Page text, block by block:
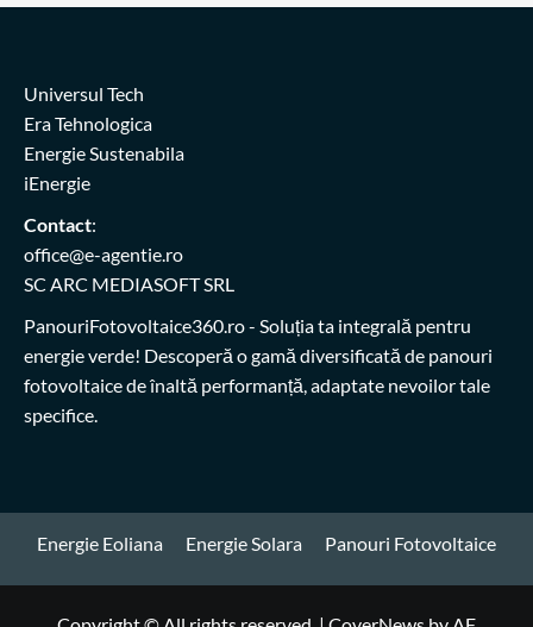
Universul Tech
Era Tehnologica
Energie Sustenabila
iEnergie
Contact:
office@e-agentie.ro
SC ARC MEDIASOFT SRL
PanouriFotovoltaice360.ro- Soluția ta integrală pentru
energie verde! Descoperă o gamă diversificată de panouri
fotovoltaice de înaltă performanță, adaptate nevoilor tale
specifice.
Energie Eoliana Energie Solara Panouri Fotovoltaice